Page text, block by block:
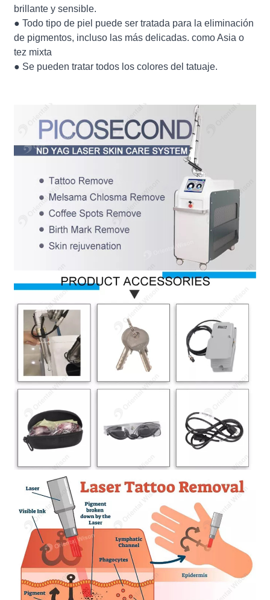
brillante y sensible.
● Todo tipo de piel puede ser tratada para la eliminación
de pigmentos, incluso las más delicadas. como Asia o
tez mixta
● Se pueden tratar todos los colores del tatuaje.